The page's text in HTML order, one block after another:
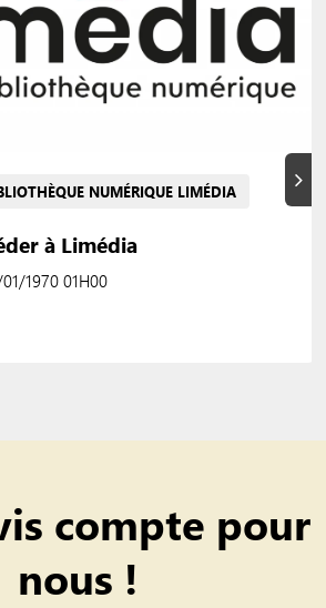
NUMÉRIQUE LIMÉDIA
à Limédia
1970 01H00
compte pour
nous !